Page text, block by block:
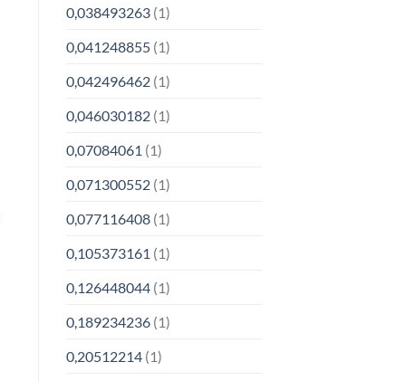
0,038493263(1)
0,041248855(1)
0,042496462(1)
0,046030182(1)
0,07084061 (1)
0,071300552(1)
0,077116408(1)
0,105373161 (1)
0,126448044(1)
0,189234236(1)
0,20512214(1)